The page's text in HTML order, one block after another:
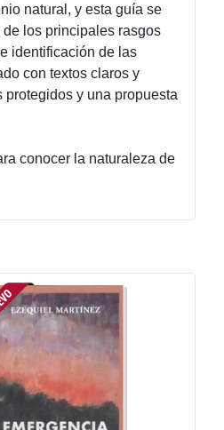
natural, y esta guía se
los principales rasgos
identificación de las
con textos claros y
y una propuesta
conocer la naturaleza de